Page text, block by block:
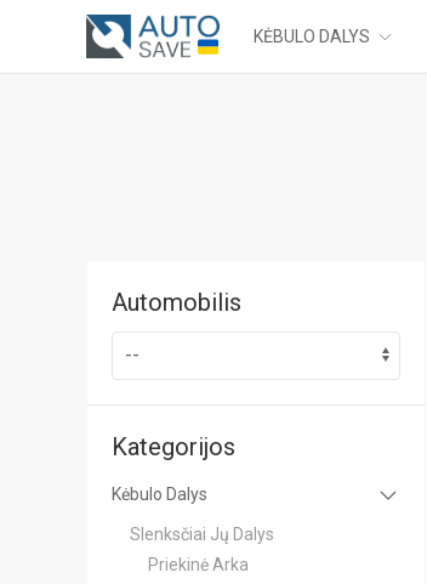
KĖBULO DALYS
Automobilis
Kategorijos
Kėbulo Dalys
Slenksčiai Jų Dalys
Priekinė Arka